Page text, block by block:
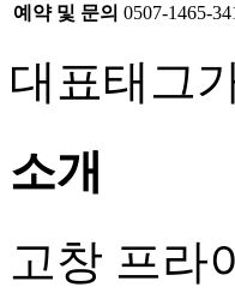
예약 및 문의 0507-1465-
대표태그
소개
고창 프라